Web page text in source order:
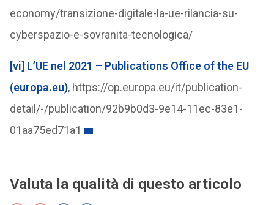
economy/transizione-digitale-la-ue-rilancia-su-
cyberspazio-e-sovranita-tecnologica/
[vi] L’UE nel 2021 – Publications Office of the EU
(europa.eu), https://op.europa.eu/it/publication-
detail/-/publication/92b9b0d3-9e14-11ec-83e1-
01aa75ed71a1
Valuta la qualità di questo articolo